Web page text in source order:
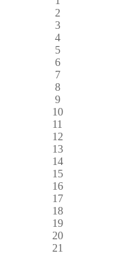
2
3
4
5
6
7
8
9
10
11
12
13
14
15
16
17
18
19
20
21